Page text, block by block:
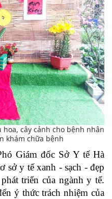
cây cảnh cho bệnh nhân
khám chữa bệnh
Giám đốc Sở Y tế Hà
sở y tế xanh - sạch - đẹp
triển của ngành y tế.
ý thức trách nhiệm của